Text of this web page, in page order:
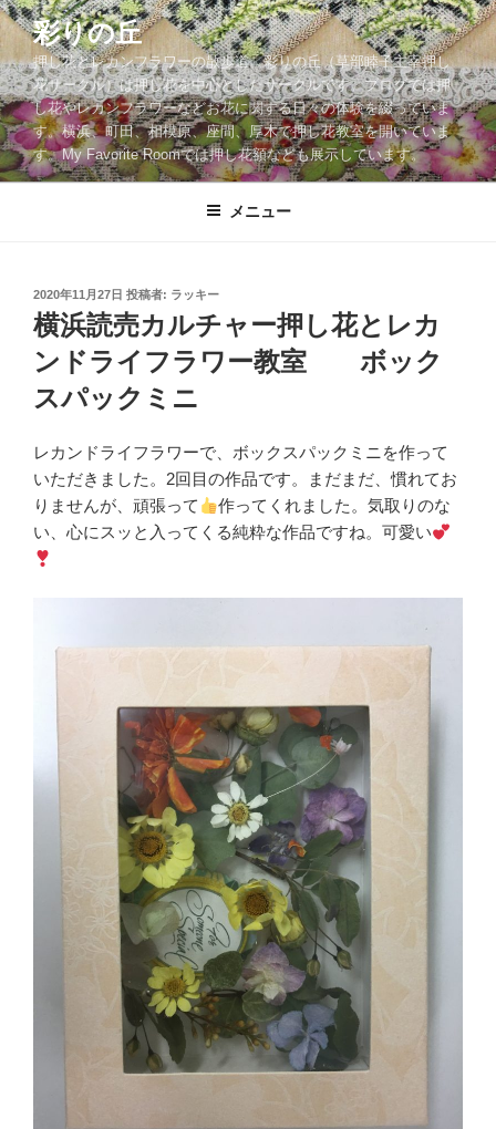
コ
ン
テ
ン
ツ
へ
ス
彩りの丘
押し花とレカンフラワーの散歩道。彩りの丘（草部睦子主宰押し
花サークル）は押し花を中心としたサークルです。ブログでは押
し花やレカンフラワーなどお花に関する日々の体験を綴っていま
す。横浜、町田、相模原、座間、厚木で押し花教室を開いていま
す。My Favorite Roomでは押し花額なども展示しています。
メニュー
投
稿
日:
2020年11月27日 投稿者: ラッキー
横浜読売カルチャー押し花とレカ
ンドライフラワー教室 ボック
スパックミニ
レカンドライフラワーで、ボックスパックミニを作って
いただきました。2回目の作品です。まだまだ、慣れてお
りませんが、頑張って
作ってくれました。気取りのな
い、心にスッと入ってくる純粋な作品ですね。可愛い